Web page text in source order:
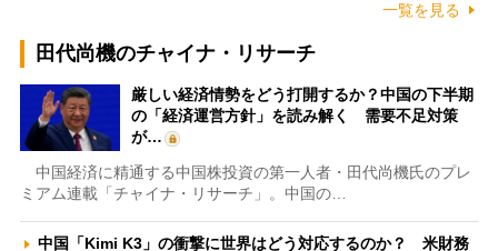
一覧を見る
田代尚機のチャイナ・リサーチ
厳しい経済情勢をどう打開するか？中国の下半期
の「経済運営方針」を読み解く 需要不足対策
が…
中国経済に精通する中国株投資の第一人者・田代尚機氏のプレ
ミアム連載「チャイナ・リサーチ」。中国の…
中国「Kimi K3」の衝撃に世界はどう対応するのか？ 米財務